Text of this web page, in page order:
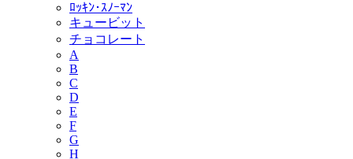
ﾛｯｷﾝ･ｽﾉｰﾏﾝ
キュービット
チョコレート
A
B
C
D
E
F
G
H